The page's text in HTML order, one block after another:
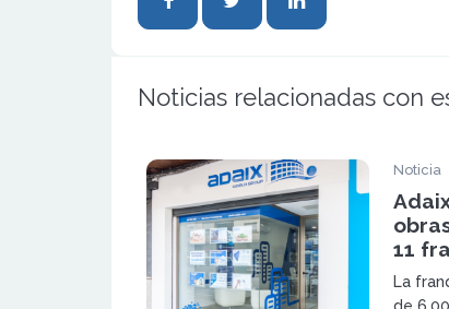
Noticias relacionadas con
Noticia
11
La